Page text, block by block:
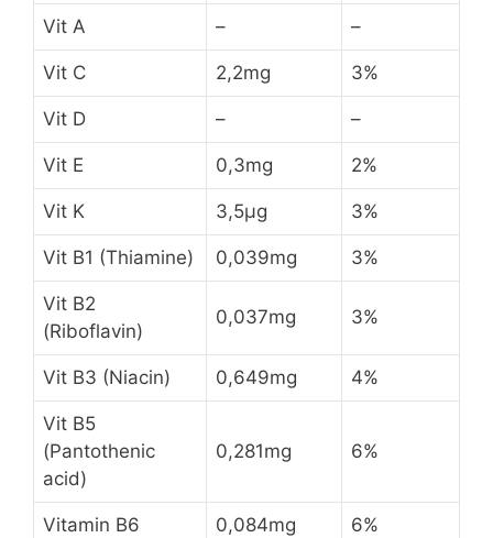
Vit A – –
Vit C 2,2mg 3%
Vit D – –
Vit E 0,3mg 2%
Vit K 3,5µg 3%
Vit B1 (Thiamine) 0,039mg 3%
Vit B2
(Riboflavin)
0,037mg 3%
Vit B3 (Niacin) 0,649mg 4%
Vit B5
(Pantothenic
acid)
0,281mg 6%
Vitamin B6 0,084mg 6%